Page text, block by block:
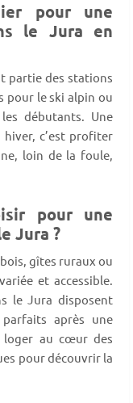
pour une
le Jura en
partie des stations
pour le ski alpin ou
débutants. Une
hiver, c’est profiter
loin de la foule,
pour une
Jura ?
gîtes ruraux ou
et accessible.
le Jura disposent
après une
loger au cœur des
pour découvrir la